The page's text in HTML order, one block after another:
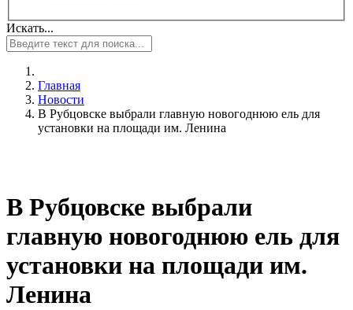
Искать...
Главная
Новости
В Рубцовске выбрали главную новогоднюю ель для
установки на площади им. Ленина
В Рубцовске выбрали
главную новогоднюю ель для
установки на площади им.
Ленина